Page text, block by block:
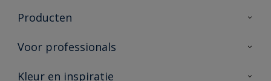
Over Sikkens
Duurzaamheid
Producten
Producten voor binnen
Vind je verkooppunt
Voor professionals
Advies & service
Kleur en inspiratie